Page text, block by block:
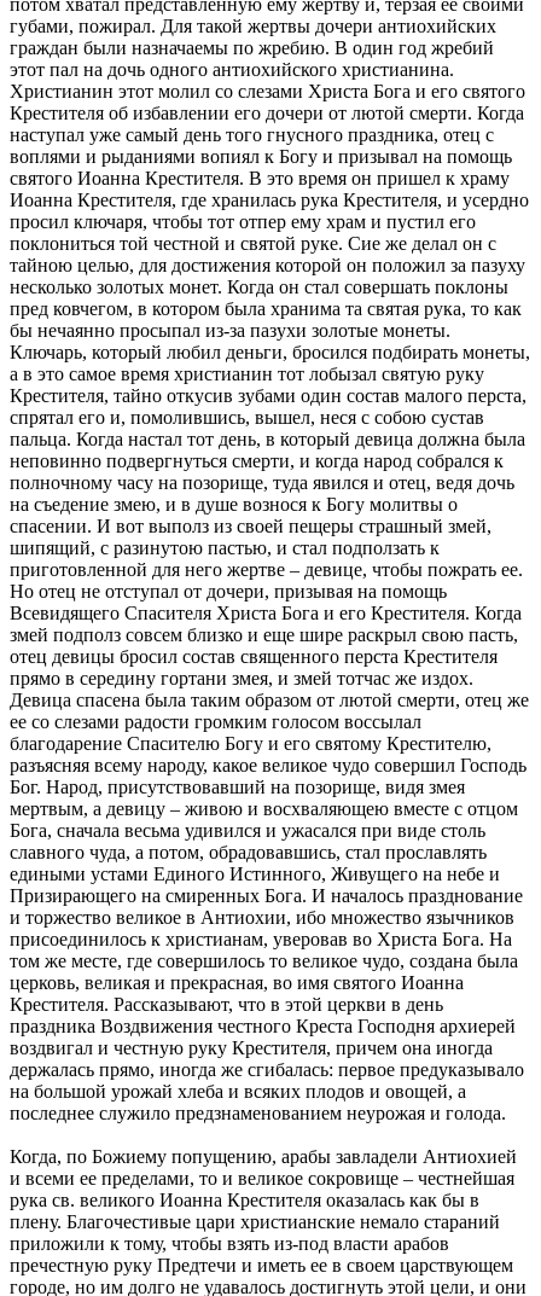
губами, пожирал. Для такой жертвы дочери антиохийских
граждан были назначаемы по жребию. В один год жребий
этот пал на дочь одного антиохийского христианина.
Христианин этот молил со слезами Христа Бога и его святого
Крестителя об избавлении его дочери от лютой смерти. Когда
наступал уже самый день того гнусного праздника, отец с
воплями и рыданиями вопиял к Богу и призывал на помощь
святого Иоанна Крестителя. В это время он пришел к храму
Иоанна Крестителя, где хранилась рука Крестителя, и усердно
просил ключаря, чтобы тот отпер ему храм и пустил его
поклониться той честной и святой руке. Сие же делал он с
тайною целью, для достижения которой он положил за пазуху
несколько золотых монет. Когда он стал совершать поклоны
пред ковчегом, в котором была хранима та святая рука, то как
бы нечаянно просыпал из-за пазухи золотые монеты.
Ключарь, который любил деньги, бросился подбирать монеты,
а в это самое время христианин тот лобызал святую руку
Крестителя, тайно откусив зубами один состав малого перста,
спрятал его и, помолившись, вышел, неся с собою сустав
пальца. Когда настал тот день, в который девица должна была
неповинно подвергнуться смерти, и когда народ собрался к
полночному часу на позорище, туда явился и отец, ведя дочь
на съедение змею, и в душе вознося к Богу молитвы о
спасении. И вот выполз из своей пещеры страшный змей,
шипящий, с разинутою пастью, и стал подползать к
приготовленной для него жертве – девице, чтобы пожрать ее.
Но отец не отступал от дочери, призывая на помощь
Всевидящего Спасителя Христа Бога и его Крестителя. Когда
змей подполз совсем близко и еще шире раскрыл свою пасть,
отец девицы бросил состав священного перста Крестителя
прямо в середину гортани змея, и змей тотчас же издох.
Девица спасена была таким образом от лютой смерти, отец же
ее со слезами радости громким голосом воссылал
благодарение Спасителю Богу и его святому Крестителю,
разъясняя всему народу, какое великое чудо совершил Господь
Бог. Народ, присутствовавший на позорище, видя змея
мертвым, а девицу – живою и восхваляющею вместе с отцом
Бога, сначала весьма удивился и ужасался при виде столь
славного чуда, а потом, обрадовавшись, стал прославлять
едиными устами Единого Истинного, Живущего на небе и
Призирающего на смиренных Бога. И началось празднование
и торжество великое в Антиохии, ибо множество язычников
присоединилось к христианам, уверовав во Христа Бога. На
том же месте, где совершилось то великое чудо, создана была
церковь, великая и прекрасная, во имя святого Иоанна
Крестителя. Рассказывают, что в этой церкви в день
праздника Воздвижения честного Креста Господня архиерей
воздвигал и честную руку Крестителя, причем она иногда
держалась прямо, иногда же сгибалась: первое предуказывало
на большой урожай хлеба и всяких плодов и овощей, а
последнее служило предзнаменованием неурожая и голода.
Когда, по Божиему попущению, арабы завладели Антиохией
и всеми ее пределами, то и великое сокровище – честнейшая
рука св. великого Иоанна Крестителя оказалась как бы в
плену. Благочестивые цари христианские немало стараний
приложили к тому, чтобы взять из-под власти арабов
пречестную руку Предтечи и иметь ее в своем царствующем
городе, но им долго не удавалось достигнуть этой цели, и они